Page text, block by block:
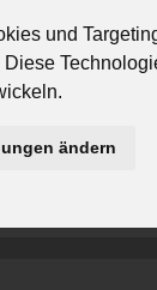
und
Diese
ändern
Englisch
Wirtschaft